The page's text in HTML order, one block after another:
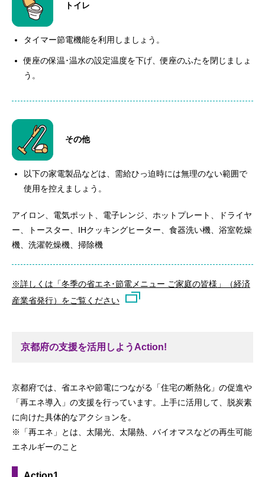
トイレ
タイマー節電機能を利用しましょう。
便座の保温･温水の設定温度を下げ、便座のふたを閉じましょ
う。
その他
以下の家電製品などは、需給ひっ迫時には無理のない範囲で
使用を控えましょう。
アイロン、電気ポット、電子レンジ、ホットプレート、ドライヤ
ー、トースター、IHクッキングヒーター、食器洗い機、浴室乾燥
機、洗濯乾燥機、掃除機
※詳しくは「冬季の省エネ･節電メニュー ご家庭の皆様」（経済
産業省発行）をご覧ください
京都府の支援を活用しようAction!
京都府では、省エネや節電につながる「住宅の断熱化」の促進や
「再エネ導入」の支援を行っています。上手に活用して、脱炭素
に向けた具体的なアクションを。
※「再エネ」とは、太陽光、太陽熱、バイオマスなどの再生可能
エネルギーのこと